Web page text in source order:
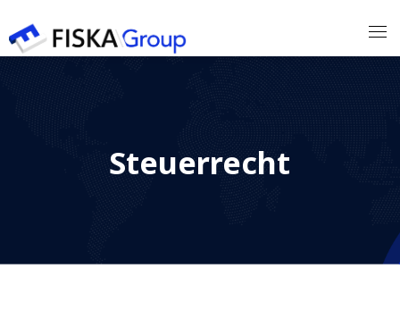
Unsere Expertisen
Unsere KlientenSteuerrecht